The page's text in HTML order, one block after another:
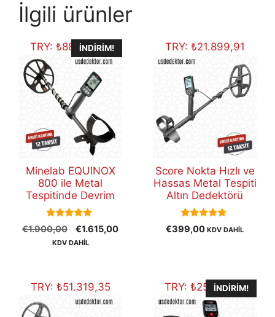
İlgili ürünler
TRY: ₺88.642,51
İNDIRIM!
Minelab EQUINOX
800 ile Metal
Tespitinde Devrim
5.00
out of 5
€1.900,00
Orijinal
fiyat:
€1.615,00Şu
KDV DAHİL
TRY: ₺21.899,91
Score Nokta Hızlı ve
Hassas Metal Tespiti
Altın Dedektörü
5.00
out of 5
€399,00 KDV DAHİL
TRY: ₺51.319,35 TRY: ₺25.289,19
İNDIRIM!